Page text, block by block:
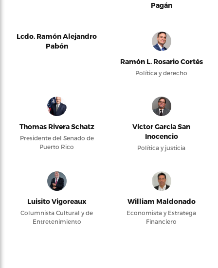
Pagán
Lcdo. Ramón Alejandro
Pabón
Ramón L. Rosario Cortés
Política y derecho
Thomas Rivera Schatz
Presidente del Senado de
Puerto Rico
Víctor García San
Inocencio
Política y justicia
Luisito Vigoreaux
Columnista Cultural y de
Entretenimiento
William Maldonado
Economista y Estratega
Financiero